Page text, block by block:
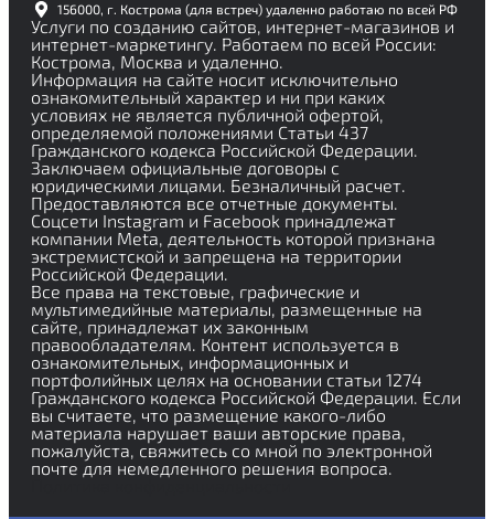
156000, г. Кострома (для встреч) удаленно работаю по всей РФ
Услуги по созданию сайтов, интернет-магазинов и
интернет-маркетингу. Работаем по всей России:
Кострома, Москва и удаленно.
Информация на сайте носит исключительно
ознакомительный характер и ни при каких
условиях не является публичной офертой,
определяемой положениями Статьи 437
Гражданского кодекса Российской Федерации.
Заключаем официальные договоры с
юридическими лицами. Безналичный расчет.
Предоставляются все отчетные документы.
Соцсети Instagram и Facebook принадлежат
компании Meta, деятельность которой признана
экстремистской и запрещена на территории
Российской Федерации.
Все права на текстовые, графические и
мультимедийные материалы, размещенные на
сайте, принадлежат их законным
правообладателям. Контент используется в
ознакомительных, информационных и
портфолийных целях на основании статьи 1274
Гражданского кодекса Российской Федерации. Если
вы считаете, что размещение какого-либо
материала нарушает ваши авторские права,
пожалуйста, свяжитесь со мной по электронной
почте для немедленного решения вопроса.
Политика конфиденциальности